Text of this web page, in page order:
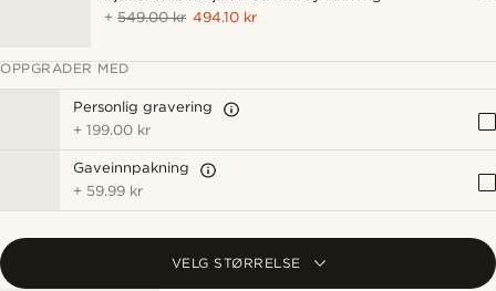
+549.00 kr 494.10 kr
OPPGRADER MED
Personlig gravering
+199.00 kr
Gaveinnpakning
+ 59.99 kr
VELG STØRRELSE